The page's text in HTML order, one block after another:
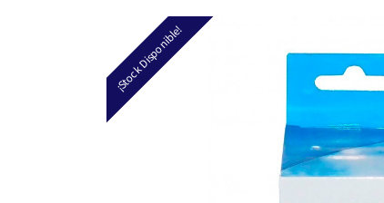
¡Stock Disponible!